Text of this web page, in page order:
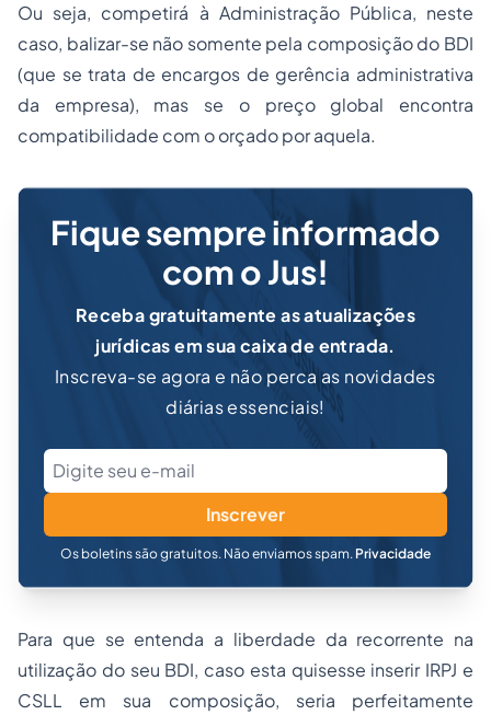
Ou seja, competirá à Administração Pública, neste
caso, balizar-se não somente pela composição do BDI
(que se trata de encargos de gerência administrativa
da empresa), mas se o preço global encontra
compatibilidade com o orçado por aquela.
Fique sempre informado
com o Jus!
Receba gratuitamente as atualizações
jurídicas em sua caixa de entrada.
Inscreva-se agora e não perca as novidades
diárias essenciais!
Inscrever
Os boletins são gratuitos. Não enviamos spam. Privacidade
Para que se entenda a liberdade da recorrente na
utilização do seu BDI, caso esta quisesse inserir IRPJ e
CSLL em sua composição, seria perfeitamente